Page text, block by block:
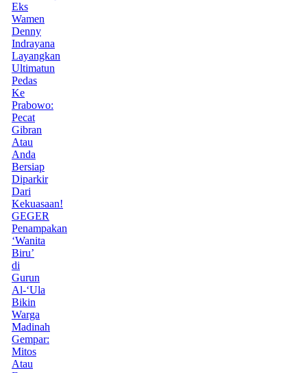
Eks
Wamen
Denny
Indrayana
Layangkan
Ultimatun
Pedas
Ke
Prabowo:
Pecat
Gibran
Atau
Anda
Bersiap
Diparkir
Dari
Kekuasaan!
GEGER
Penampakan
‘Wanita
Biru’
di
Gurun
Al-‘Ula
Bikin
Warga
Madinah
Gempar:
Mitos
Atau